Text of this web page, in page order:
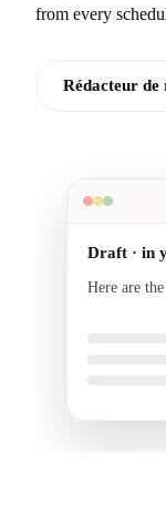
from every
Rédacteur
Draft · in
Here are